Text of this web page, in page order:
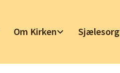
Om Kirken Sjælesorg